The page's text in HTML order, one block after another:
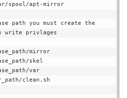
spool/apt-mirror
path you must create the
write privlages
mirror
skel
var
clean.sh